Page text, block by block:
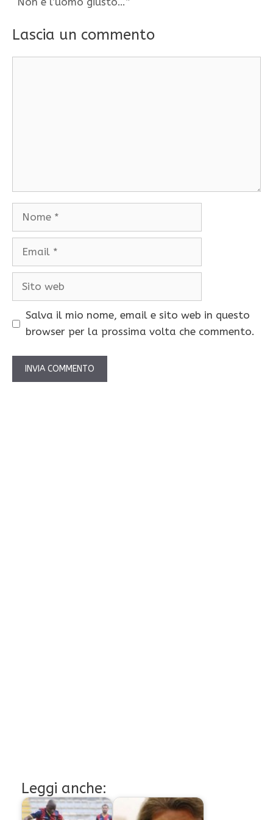
Lascia un commento
Nome
Email
Sito
Salva il mio nome, email e sito web in questo
browser per la prossima volta che commento.
Leggi anche: